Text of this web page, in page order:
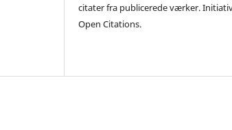
citater fra publicerede værker.
Open Citations.